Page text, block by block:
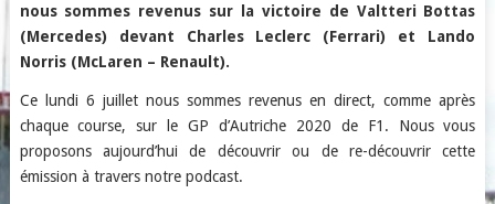
RSS FEED
nous sommes revenus sur la victoire de Valtteri Bottas
(Mercedes)
devant Charles Leclerc (Ferrari) et Lando
Norris (McLaren – Renault).
Ce lundi 6 juillet nous sommes revenus en direct, comme après
chaque course, sur le GP d’Autriche 2020 de F1. Nous vous
proposons aujourd’hui de découvrir ou de re-découvrir cette
émission à travers notre podcast.